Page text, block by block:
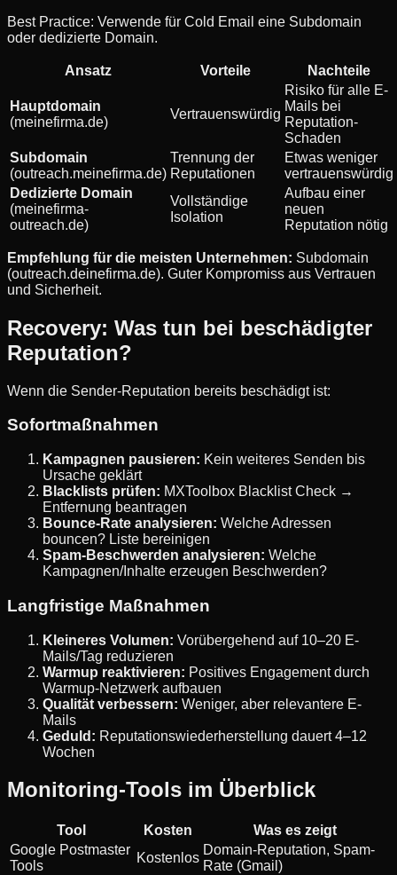
Best Practice: Verwende für Cold Email eine Subdomain
oder dedizierte Domain.
Ansatz Vorteile Nachteile
Hauptdomain
(meinefirma.de)
Vertrauenswürdig
Risiko für alle E-
Mails bei
Reputation-
Schaden
Subdomain
(outreach.meinefirma.de)
Trennung der
Reputationen
Etwas weniger
vertrauenswürdig
Dedizierte Domain
(meinefirma-
outreach.de)
Vollständige
Isolation
Aufbau einer
neuen
Reputation nötig
Empfehlung für die meisten Unternehmen: Subdomain
(outreach.deinefirma.de). Guter Kompromiss aus Vertrauen
und Sicherheit.
Recovery: Was tun bei beschädigter
Reputation?
Wenn die Sender-Reputation bereits beschädigt ist:
Sofortmaßnahmen
Kampagnen pausieren: Kein weiteres Senden bis
Ursache geklärt
Blacklists prüfen: MXToolbox Blacklist Check →
Entfernung beantragen
Bounce-Rate analysieren: Welche Adressen
bouncen? Liste bereinigen
Spam-Beschwerden analysieren: Welche
Kampagnen/Inhalte erzeugen Beschwerden?
Langfristige Maßnahmen
Kleineres Volumen: Vorübergehend auf 10–20 E-
Mails/Tag reduzieren
Warmup reaktivieren: Positives Engagement durch
Warmup-Netzwerk aufbauen
Qualität verbessern: Weniger, aber relevantere E-
Mails
Geduld: Reputationswiederherstellung dauert 4–12
Wochen
Monitoring-Tools im Überblick
Tool Kosten
Was es zeigt
Google Postmaster
Tools
Kostenlos
Domain-Reputation, Spam-
Rate (Gmail)